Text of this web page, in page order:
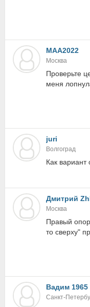
МАА2022
Москва
Проверьте
меня
juri
Волгоград
Как вариант
Дмитрий
Москва
Правый
то сверху"
Вадим 1965
Санкт-